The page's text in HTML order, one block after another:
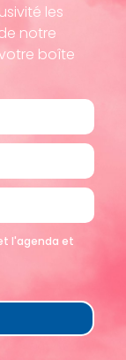
les
notre
boîte
l'agenda et